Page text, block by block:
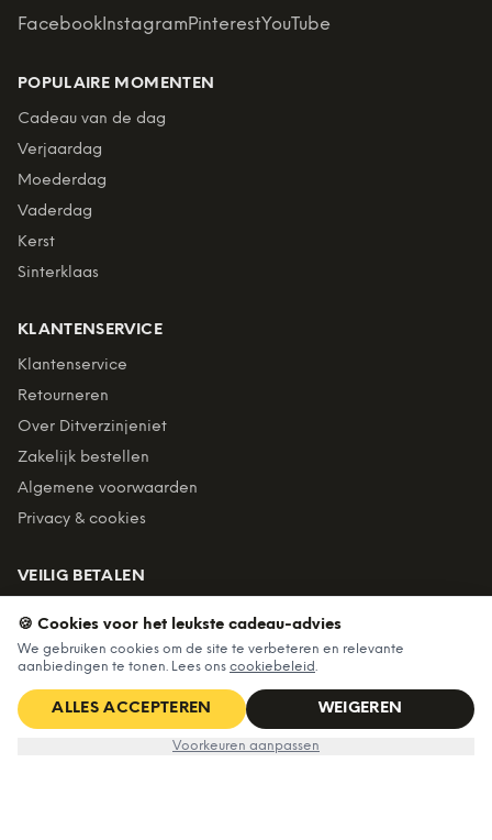
IN WINKELWAGEN
Facebook InstagramPinterestYouTube
POPULAIRE MOMENTEN
Cadeau van de dag
Verjaardag
Moederdag
Vaderdag
Kerst
Sinterklaas
KLANTENSERVICE
Klantenservice
Retourneren
Over Ditverzinjeniet
Zakelijk bestellen
Algemene voorwaarden
Privacy & cookies
VEILIG BETALEN
Billink = achteraf betalen
BEZORGING
Voor 22:45 besteld, morgen in huis. Gratis verzending vanaf
€60. Tot 365 dagen retourneren.
🍪 Cookies voor het leukste cadeau-advies
We gebruiken cookies om de site te verbeteren en relevante
aanbiedingen te tonen. Lees ons cookiebeleid.
ALLES ACCEPTEREN WEIGEREN
Voorkeuren aanpassen